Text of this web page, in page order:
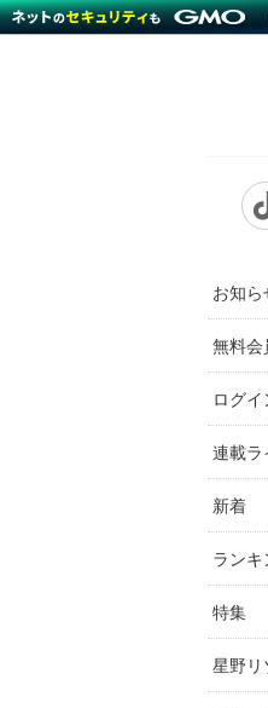
お知ら
無料会
ログイ
連載ラ
新着
ランキ
特集
星野